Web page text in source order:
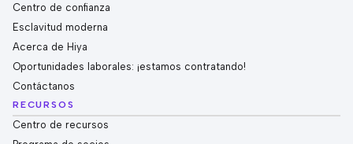
Centro de confianza
Esclavitud moderna
Acerca de Hiya
Oportunidades laborales: ¡estamos contratando!
Contáctanos
RECURSOS
Centro de recursos